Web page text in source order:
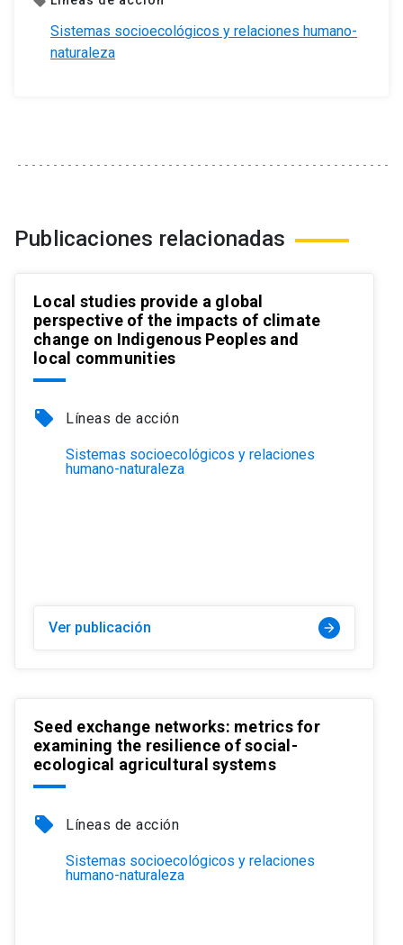
Sistemas socioecológicos y relaciones humano-
naturaleza
Publicaciones relacionadas
Local studies provide a global
perspective of the impacts of climate
change on Indigenous Peoples and
local communities
local_offer Líneas de acción
Sistemas socioecológicos y relaciones
humano-naturaleza
Ver publicación arrow_forward
Seed exchange networks: metrics for
examining the resilience of social-
ecological agricultural systems
local_offer Líneas de acción
Sistemas socioecológicos y relaciones
humano-naturaleza